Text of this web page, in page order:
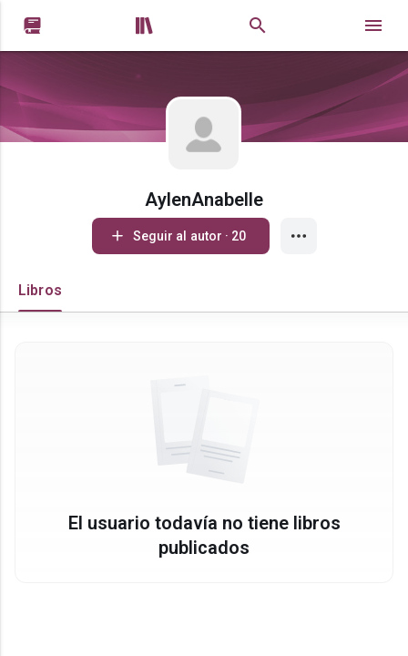
 
AylenAnabelle
Seguir al autor · 20
Libros
El usuario todavía no tiene libros
publicados